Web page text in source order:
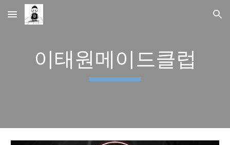
Skip to main content Skip to navigation
이태원메이드클럽